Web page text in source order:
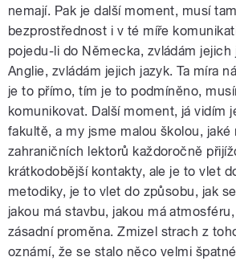
nemají. Pak je další moment, musí
bezprostřednost i v té míře
pojedu-li do Německa, zvládám jejich
Anglie, zvládám jejich jazyk. Ta míra
je to přímo, tím je to podmíněno,
komunikovat. Další moment, já vidím
fakultě, a my jsme malou školou, jaké
zahraničních lektorů každoročně
krátkodobější kontakty, ale je to vlet
metodiky, je to vlet do způsobu, jak
jakou má stavbu, jakou má
zásadní proměna. Zmizel strach z
oznámí, že se stalo něco velmi